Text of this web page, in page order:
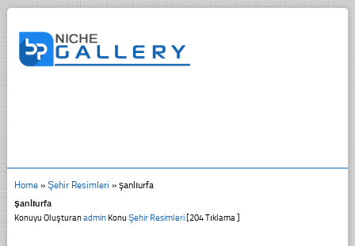
Home» Şehir Resimleri » şanlıurfa
şanlıurfa
Konuyu OluşturanadminKonu Şehir Resimleri[204 Tıklama ]